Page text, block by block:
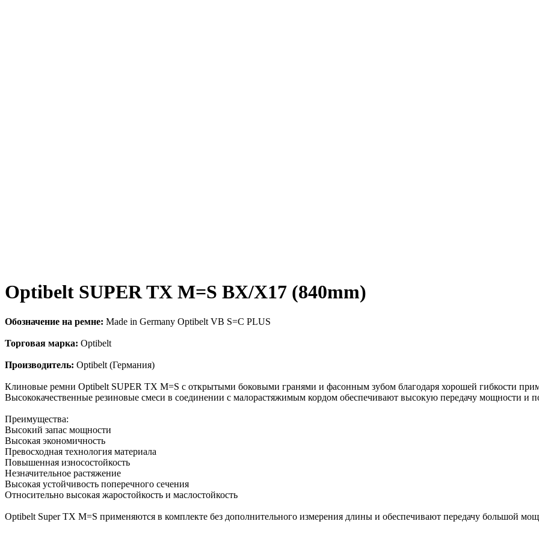
Optibelt SUPER TX M=S BX/X17 (840mm)
Обозначение на ремне: Made in Germany Optibelt VB S=C PLUS
Торговая марка: Optibelt
Производитель: Optibelt (Германия)
Клиновые ремни Optibelt SUPER TX M=S с открытыми боковыми гранями и фасонным зубом благодаря хорошей гибкости
Высококачественные резиновые смеси в соединении с малорастяжимым кордом обеспечивают высокую передачу мощности и
Преимущества:
Высокий запас мощности
Высокая экономичность
Превосходная технология материала
Повышенная износостойкость
Незначительное растяжение
Высокая устойчивость поперечного сечения
Относительно высокая жаростойкость и маслостойкость
Optibelt Super TX M=S применяются в комплекте без дополнительного измерения длины и обеспечивают передачу большой